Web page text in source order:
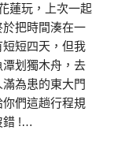
蓮玩，上次一起
把時間湊在一
短四天，但我
划獨木舟，去
為患的東大門
們這趟行程規
錯 !…